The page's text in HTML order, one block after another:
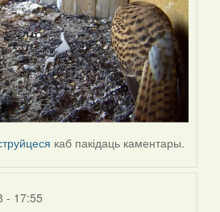
каб пакідаць каментары.
- 17:55